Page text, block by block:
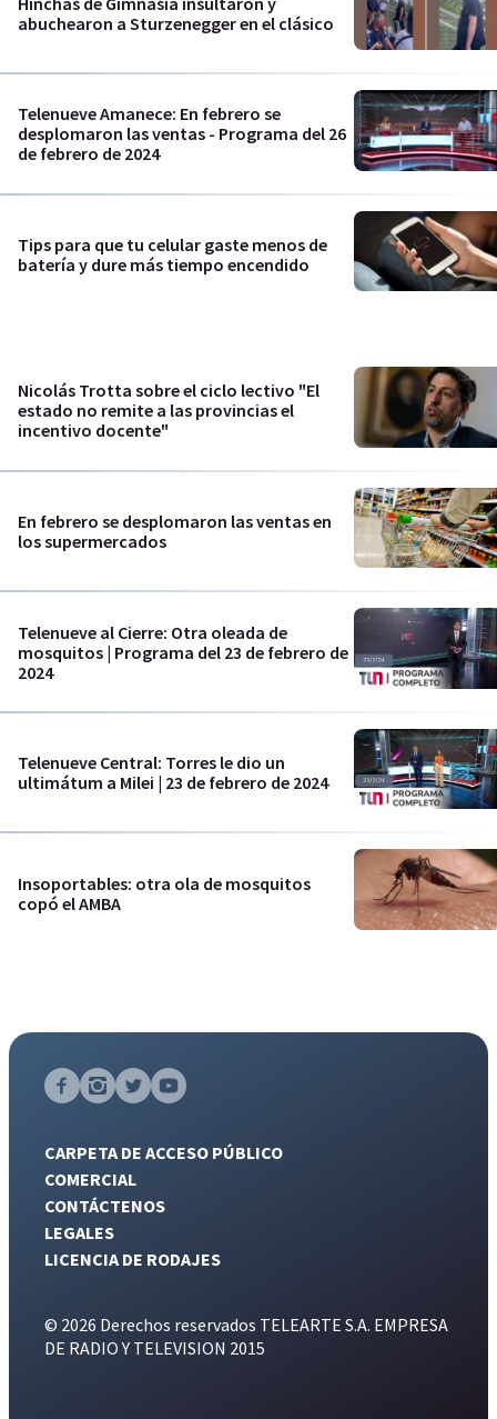
abuchearon a Sturzenegger en el clásico
Telenueve Amanece: En febrero se
desplomaron las ventas - Programa del 26
de febrero de 2024
Tips para que tu celular gaste menos de
batería y dure más tiempo encendido
Nicolás Trotta sobre el ciclo lectivo "El
estado no remite a las provincias el
incentivo docente"
En febrero se desplomaron las ventas en
los supermercados
Telenueve al Cierre: Otra oleada de
mosquitos | Programa del 23 de febrero de
2024
Telenueve Central: Torres le dio un
ultimátum a Milei | 23 de febrero de 2024
Insoportables: otra ola de mosquitos
copó el AMBA
CARPETA DE ACCESO PÚBLICO
COMERCIAL
CONTÁCTENOS
LEGALES
LICENCIA DE RODAJES
© 2026 Derechos reservados TELEARTE S.A. EMPRESA
DE RADIO Y TELEVISION 2015